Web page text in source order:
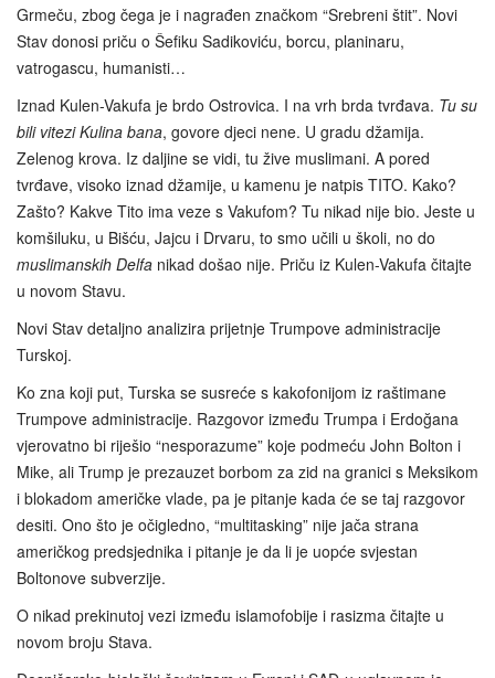
Grmeču, zbog čega je i nagrađen značkom “Srebreni štit”. Novi
Stav donosi priču o Šefiku Sadikoviću, borcu, planinaru,
vatrogascu, humanisti…
Iznad Kulen-Vakufa je brdo Ostrovica. I na vrh brda tvrđava. Tu su
bili vitezi Kulina bana, govore djeci nene. U gradu džamija.
Zelenog krova. Iz daljine se vidi, tu žive muslimani. A pored
tvrđave, visoko iznad džamije, u kamenu je natpis TITO. Kako?
Zašto? Kakve Tito ima veze s Vakufom? Tu nikad nije bio. Jeste u
komšiluku, u Bišću, Jajcu i Drvaru, to smo učili u školi, no do
muslimanskih Delfa nikad došao nije. Priču iz Kulen-Vakufa čitajte
u novom Stavu.
Novi Stav detaljno analizira prijetnje Trumpove administracije
Turskoj.
Ko zna koji put, Turska se susreće s kakofonijom iz raštimane
Trumpove administracije. Razgovor između Trumpa i Erdoğana
vjerovatno bi riješio “nesporazume” koje podmeću John Bolton i
Mike, ali Trump je prezauzet borbom za zid na granici s Meksikom
i blokadom američke vlade, pa je pitanje kada će se taj razgovor
desiti. Ono što je očigledno, “multitasking” nije jača strana
američkog predsjednika i pitanje je da li je uopće svjestan
Boltonove subverzije.
O nikad prekinutoj vezi između islamofobije i rasizma čitajte u
novom broju Stava.